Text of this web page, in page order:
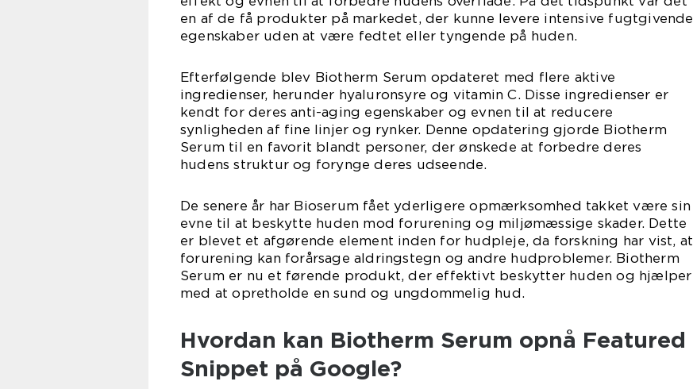
en af de få produkter på markedet, der kunne levere intensive fugtgivende
egenskaber uden at være fedtet eller tyngende på huden.
Efterfølgende blev Biotherm Serum opdateret med flere aktive
ingredienser, herunder hyaluronsyre og vitamin C. Disse ingredienser er
kendt for deres anti-aging egenskaber og evnen til at reducere
synligheden af fine linjer og rynker. Denne opdatering gjorde Biotherm
Serum til en favorit blandt personer, der ønskede at forbedre deres
hudens struktur og forynge deres udseende.
De senere år har Bioserum fået yderligere opmærksomhed takket være sin
evne til at beskytte huden mod forurening og miljømæssige skader. Dette
er blevet et afgørende element inden for hudpleje, da forskning har vist, at
forurening kan forårsage aldringstegn og andre hudproblemer. Biotherm
Serum er nu et førende produkt, der effektivt beskytter huden og hjælper
med at opretholde en sund og ungdommelig hud.
Hvordan kan Biotherm Serum opnå Featured
Snippet på Google?